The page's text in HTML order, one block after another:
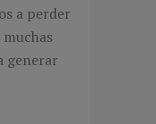
a perder
generar